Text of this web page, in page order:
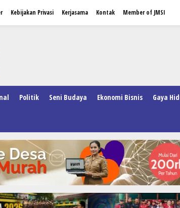
Kebijakan Privasi Kerjasama Kontak Member of JMSI
Politik Seni Budaya Ekonomi Bisnis Gaya